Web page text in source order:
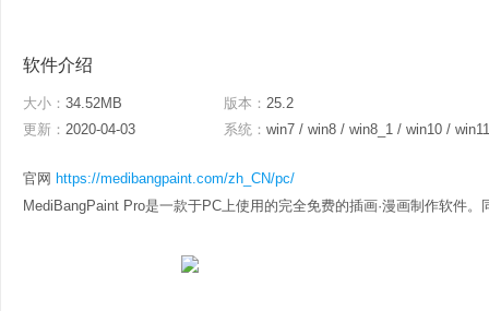
软件介绍
大小： 34.52MB 版本： 25.2
更新： 2020-04-03 系统： win7 / win8 / win8_1 / win10 / win11
官网 https://medibangpaint.com/zh_CN/pc/
MediBangPaint Pro是一款于PC上使用的完全免费的插画·漫画制作软件